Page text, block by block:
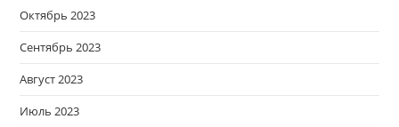
Октябрь 2023
Сентябрь 2023
Август 2023
Июль 2023